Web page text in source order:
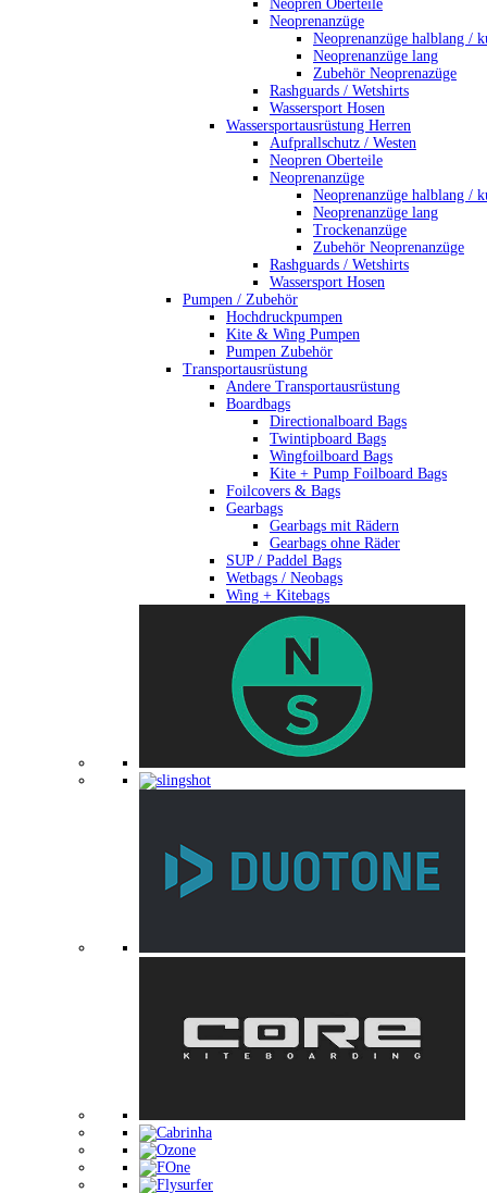
Neopren Oberteile
Neoprenanzüge
Neoprenanzüge halblang /
Neoprenanzüge lang
Zubehör Neoprenazüge
Rashguards / Wetshirts
Wassersport Hosen
Wassersportausrüstung Herren
Aufprallschutz / Westen
Neopren Oberteile
Neoprenanzüge
Neoprenanzüge halblang /
Neoprenanzüge lang
Trockenanzüge
Zubehör Neoprenanzüge
Rashguards / Wetshirts
Wassersport Hosen
Pumpen / Zubehör
Hochdruckpumpen
Kite & Wing Pumpen
Pumpen Zubehör
Transportausrüstung
Andere Transportausrüstung
Boardbags
Directionalboard Bags
Twintipboard Bags
Wingfoilboard Bags
Kite + Pump Foilboard Bags
Foilcovers & Bags
Gearbags
Gearbags mit Rädern
Gearbags ohne Räder
SUP / Paddel Bags
Wetbags / Neobags
Wing + Kitebags